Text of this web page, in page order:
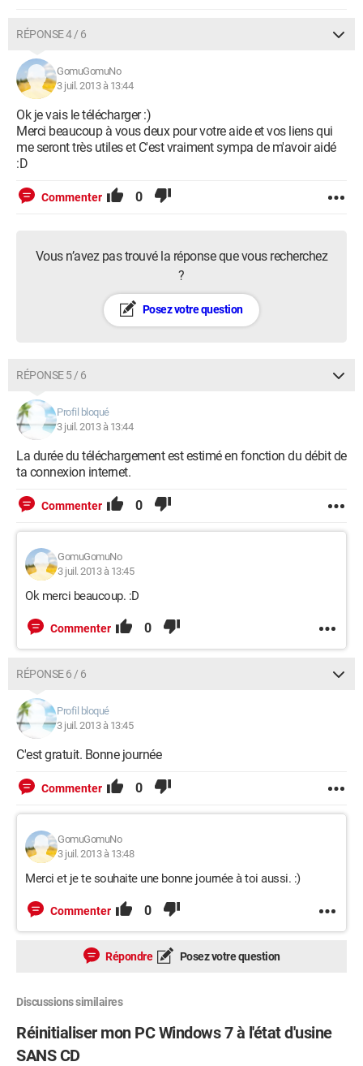
RÉPONSE 4 / 6
GomuGomuNo
3 juil. 2013 à 13:44
Ok je vais le télécharger :)
Merci beaucoup à vous deux pour votre aide et vos liens qui
me seront très utiles et C'est vraiment sympa de m'avoir aidé
:D
Commenter 0
Vous n’avez pas trouvé la réponse que vous recherchez
?
Posez votre question
RÉPONSE 5 / 6
Profil bloqué
3 juil. 2013 à 13:44
La durée du téléchargement est estimé en fonction du débit de
ta connexion internet.
Commenter 0
GomuGomuNo
3 juil. 2013 à 13:45
Ok merci beaucoup. :D
Commenter 0
RÉPONSE 6 / 6
Profil bloqué
3 juil. 2013 à 13:45
C'est gratuit. Bonne journée
Commenter 0
GomuGomuNo
3 juil. 2013 à 13:48
Merci et je te souhaite une bonne journée à toi aussi. :)
Commenter 0
Répondre Posez votre question
Discussions similaires
Réinitialiser mon PC Windows 7 à l'état d'usine
SANS CD